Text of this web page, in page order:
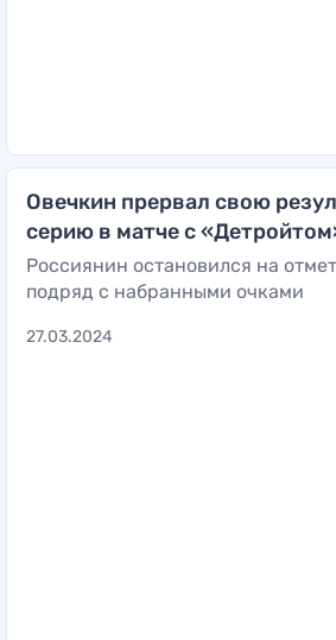
Овечкин прервал свою
серию в матче с
Россиянин остановился на
подряд с набранными очками
27.03.2024